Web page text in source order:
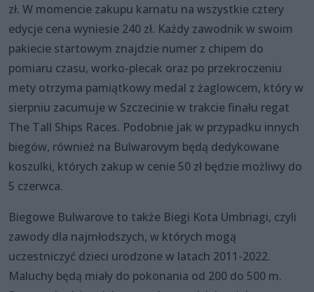
zł. W momencie zakupu karnatu na wszystkie cztery
edycje cena wyniesie 240 zł. Każdy zawodnik w swoim
pakiecie startowym znajdzie numer z chipem do
pomiaru czasu, worko-plecak oraz po przekroczeniu
mety otrzyma pamiątkowy medal z żaglowcem, który w
sierpniu zacumuje w Szczecinie w trakcie finału regat
The Tall Ships Races. Podobnie jak w przypadku innych
biegów, również na Bulwarovym będą dedykowane
koszulki, których zakup w cenie 50 zł będzie możliwy do
5 czerwca.
Biegowe Bulwarove to także Biegi Kota Umbriagi, czyli
zawody dla najmłodszych, w których mogą
uczestniczyć dzieci urodzone w latach 2011-2022.
Maluchy będą miały do pokonania od 200 do 500 m.